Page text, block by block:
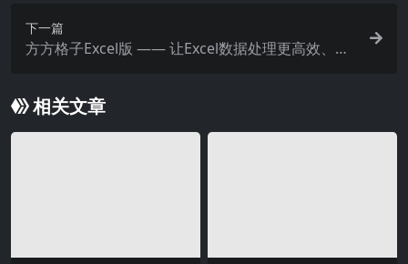
下一篇
方方格子Excel版 —— 让Excel数据处理更高效、更
相关文章